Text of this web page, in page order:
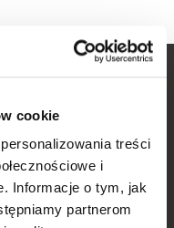
cookie
treści
i
Informacje o tym, jak
partnerom
online
filmy